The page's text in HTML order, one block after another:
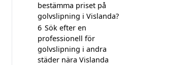
bestämma priset på
golvslipning i Vislanda?
6 Sök efter en
professionell för
golvslipning i andra
städer nära Vislanda